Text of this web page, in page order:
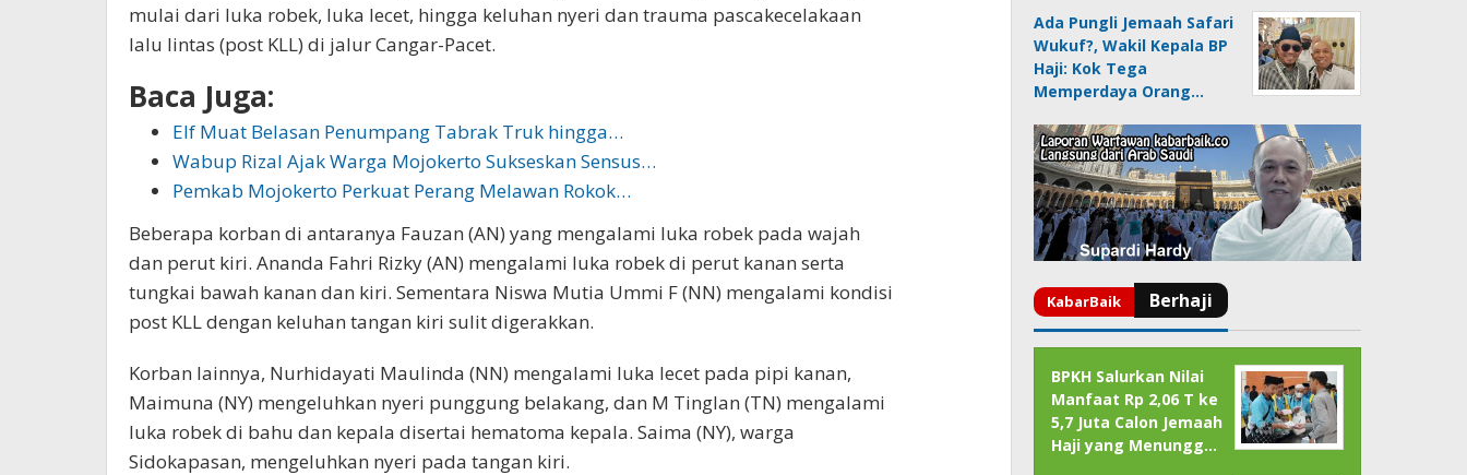
mulai dari luka robek, luka lecet, hingga keluhan nyeri dan trauma pascakecelakaan
lalu lintas (post KLL) di jalur Cangar-Pacet.
Baca Juga:
Elf Muat Belasan Penumpang Tabrak Truk hingga…
Wabup Rizal Ajak Warga Mojokerto Sukseskan Sensus…
Pemkab Mojokerto Perkuat Perang Melawan Rokok…
Beberapa korban di antaranya Fauzan (AN) yang mengalami luka robek pada wajah
dan perut kiri. Ananda Fahri Rizky (AN) mengalami luka robek di perut kanan serta
tungkai bawah kanan dan kiri. Sementara Niswa Mutia Ummi F (NN) mengalami kondisi
post KLL dengan keluhan tangan kiri sulit digerakkan.
Korban lainnya, Nurhidayati Maulinda (NN) mengalami luka lecet pada pipi kanan,
Maimuna (NY) mengeluhkan nyeri punggung belakang, dan M Tinglan (TN) mengalami
luka robek di bahu dan kepala disertai hematoma kepala. Saima (NY), warga
Sidokapasan, mengeluhkan nyeri pada tangan kiri.
Ada Pungli Jemaah Safari
Wukuf?, Wakil Kepala BP
Haji: Kok Tega
Memperdaya Orang…
BPKH Salurkan Nilai
Manfaat Rp 2,06 T ke
5,7 Juta Calon Jemaah
Haji yang Menungg…